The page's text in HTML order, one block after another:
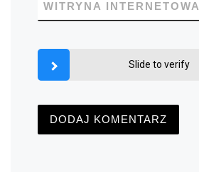
WITRYNA INTERNETOWA
Slide to verify